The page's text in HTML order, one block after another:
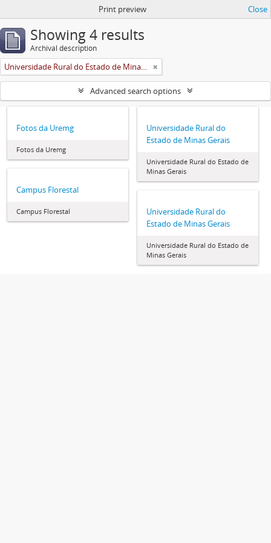
Print preview Close
Showing 4 results
Archival description
Universidade Rural do Estado de Minas Gerais (Uremg)
Advanced search options
Fotos da Uremg
Fotos da Uremg
Universidade Rural do
Estado de Minas Gerais
Universidade Rural do Estado de
Minas Gerais
Campus Florestal
Campus Florestal
Universidade Rural do
Estado de Minas Gerais
Universidade Rural do Estado de
Minas Gerais